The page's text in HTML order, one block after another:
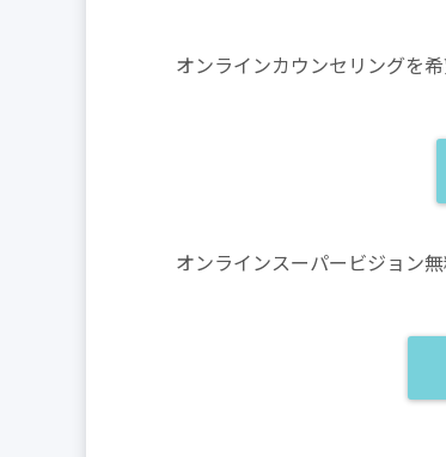
オンラインカウンセリングを
オンラインスーパービジョン